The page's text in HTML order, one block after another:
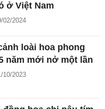
ở Việt Nam
02/2024
loài hoa phong
năm mới nở một lần
10/2023